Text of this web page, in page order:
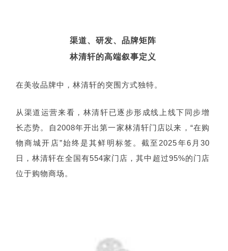
渠道、研发、品牌矩阵
林清轩的高端叙事定义
在美妆品牌中，林清轩的突围方式独特。
从渠道运营来看，林清轩已逐步形成线上线下同步增
长态势。自2008年开出第一家林清轩门店以来，“在购
物商城开店”始终是其鲜明标签。截至2025年6月30
日，林清轩在全国有554家门店，其中超过95%的门店
位于购物商场。